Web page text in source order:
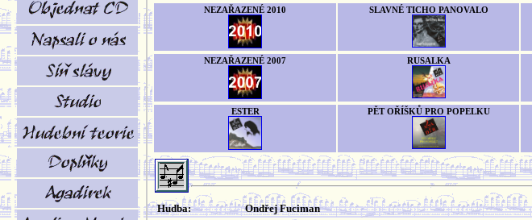
NEZAŘAZENÉ 2010 SLAVNÉ TICHO PANOVALO
NEZAŘAZENÉ 2007 RUSALKA
ESTER PĚT OŘÍŠKŮ PRO POPELKU
Hudba: Ondřej Fuciman